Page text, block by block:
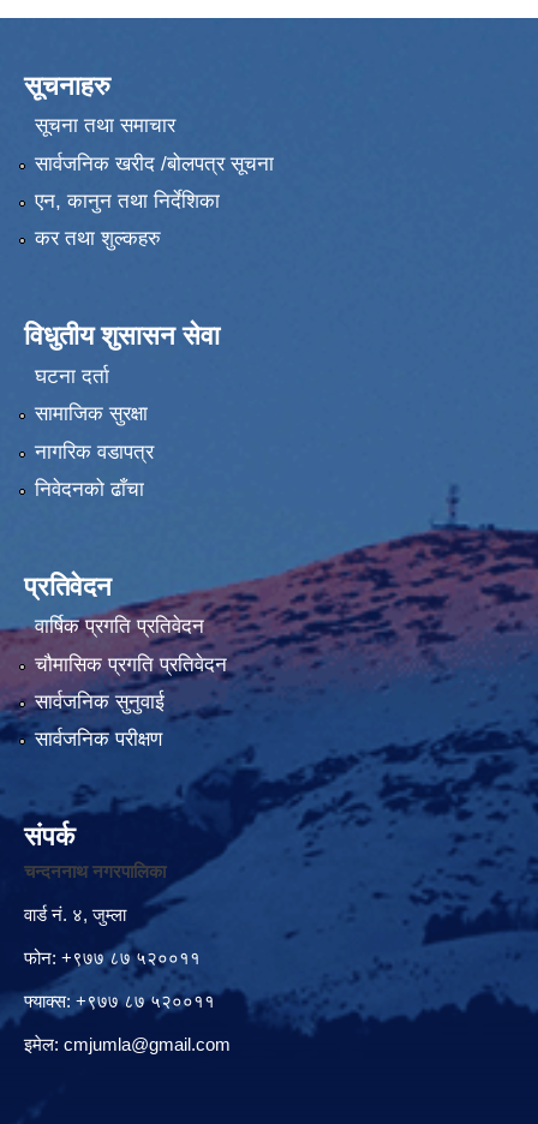
सूचनाहरु
सूचना तथा समाचार
सार्वजनिक खरीद /बोलपत्र सूचना
एन, कानुन तथा निर्देशिका
कर तथा शुल्कहरु
विधुतीय शुसासन सेवा
घटना दर्ता
सामाजिक सुरक्षा
नागरिक वडापत्र
निवेदनको ढाँचा
प्रतिवेदन
वार्षिक प्रगति प्रतिवेदन
चौमासिक प्रगति प्रतिवेदन
सार्वजनिक सुनुवाई
सार्वजनिक परीक्षण
संपर्क
चन्दननाथ नगरपालिका
वार्ड नं. ४, जुम्ला
फोन: +९७७ ८७ ५२००११
फ्याक्स: +९७७ ८७ ५२००११
इमेल: cmjumla@gmail.com